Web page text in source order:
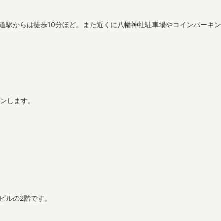
からは徒歩10分ほど。また近くに八幡神社駐車場やコインパーキン
します。
ルの2階です。